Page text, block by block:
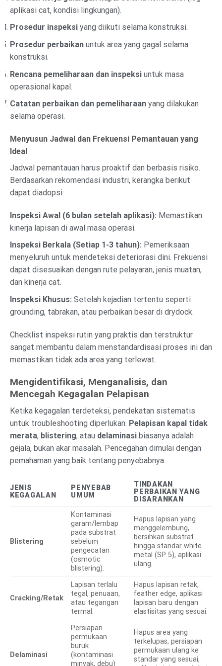
aplikasi cat, kondisi lingkungan).
Prosedur inspeksi yang diikuti selama konstruksi.
Prosedur perbaikan untuk area yang gagal selama
konstruksi.
Rencana pemeliharaan dan inspeksi untuk masa
operasional kapal.
Catatan perbaikan dan pemeliharaan yang dilakukan
selama operasi.
Menyusun Jadwal dan Frekuensi Pemantauan yang
Ideal
Jadwal pemantauan harus proaktif dan berbasis risiko.
Berdasarkan rekomendasi industri, kerangka berikut
dapat diadopsi:
Inspeksi Awal (6 bulan setelah aplikasi): Memastikan
kinerja lapisan di awal masa operasi.
Inspeksi Berkala (Setiap 1-3 tahun): Pemeriksaan
menyeluruh untuk mendeteksi deteriorasi dini. Frekuensi
dapat disesuaikan dengan rute pelayaran, jenis muatan,
dan kinerja cat.
Inspeksi Khusus: Setelah kejadian tertentu seperti
grounding, tabrakan, atau perbaikan besar di drydock.
Checklist inspeksi rutin yang praktis dan terstruktur
sangat membantu dalam menstandardisasi proses ini dan
memastikan tidak ada area yang terlewat.
Mengidentifikasi, Menganalisis, dan
Mencegah Kegagalan Pelapisan
Ketika kegagalan terdeteksi, pendekatan sistematis
untuk troubleshooting diperlukan. Pelapisan kapal tidak
merata, blistering, atau delaminasi biasanya adalah
gejala, bukan akar masalah. Pencegahan dimulai dengan
pemahaman yang baik tentang penyebabnya.
JENIS
KEGAGALAN
PENYEBAB
UMUM
TINDAKAN
PERBAIKAN YANG
DISARANKAN
Blistering
Kontaminasi
garam/lembap
pada substrat
sebelum
pengecatan
(osmotic
blistering).
Hapus lapisan yang
menggelembung,
bersihkan substrat
hingga standar white
metal (SP 5), aplikasi
ulang.
Cracking/Retak
Lapisan terlalu
tegal, penuaan,
atau tegangan
termal.
Hapus lapisan retak,
feather edge, aplikasi
lapisan baru dengan
elastisitas yang sesuai.
Delaminasi
Persiapan
permukaan
buruk
(kontaminasi
minyak, debu)
Hapus area yang
terkelupas, persiapan
permukaan ulang ke
standar yang sesuai,